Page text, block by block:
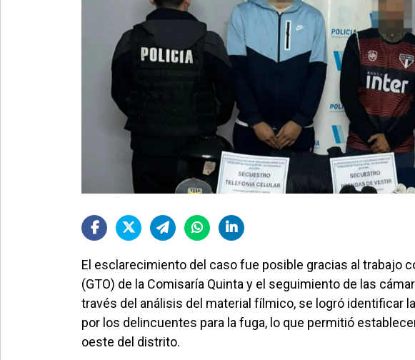
El esclarecimiento del caso fue posible gracias al trabajo
(GTO) de la Comisaría Quinta y el seguimiento de las
través del análisis del material fílmico, se logró identificar
por los delincuentes para la fuga, lo que permitió
oeste del distrito.